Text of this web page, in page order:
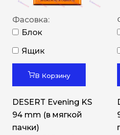
Фасовка:
Блок
Ящик
В Корзину
DESERT Evening KS
94 mm (в мягкой
пачки)